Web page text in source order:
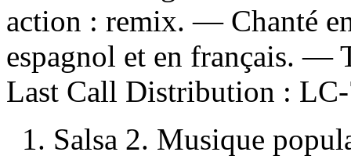
action : remix. — Chanté
espagnol et en français. —
Last Call Distribution :
1. Salsa 2. Musique